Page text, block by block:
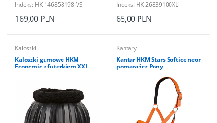
Indeks: HK-146858198-VS
169,00 PLN
Indeks: HK-26839100XL
65,00 PLN
Kaloszki
Kaloszki gumowe HKM
Economic z futerkiem XXL
Kantary
Kantar HKM Stars Softice neon
pomarańcz Pony